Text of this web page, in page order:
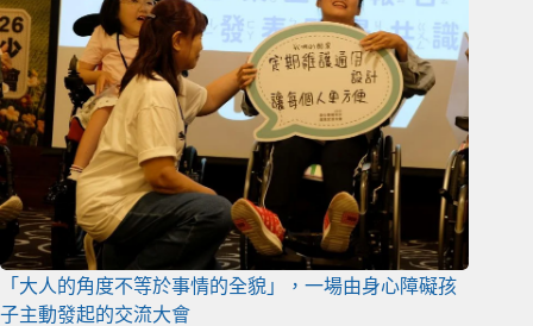
「大人的角度不等於事情的全貌」，一場由身心障礙孩
子主動發起的交流大會